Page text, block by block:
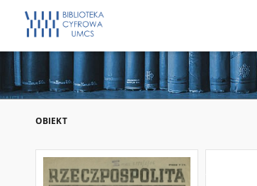
OBIEKT